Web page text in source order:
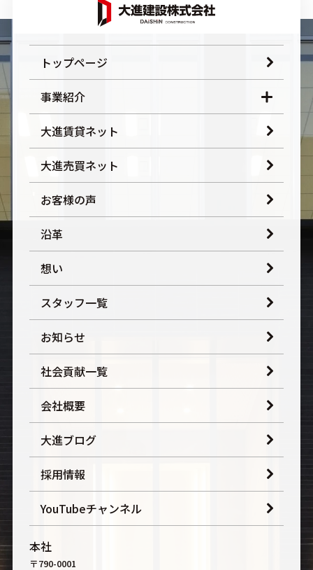
トップページ
事業紹介
大進賃貸ネット
大進売買ネット
お客様の声
沿革
想い
スタッフ一覧
お知らせ
社会貢献一覧
会社概要
大進ブログ
採用情報
YouTubeチャンネル
本社
〒790-0001